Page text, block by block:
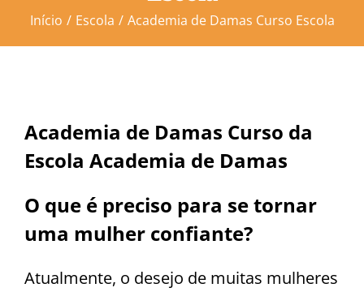
Início Escola Academia de Damas Curso Escola
Academia de Damas Curso da
Escola Academia de Damas
O que é preciso para se tornar
uma mulher confiante?
Atualmente, o desejo de muitas mulheres